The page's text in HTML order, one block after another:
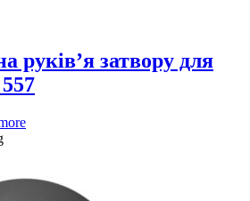
руків’я затвору для